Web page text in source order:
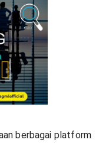
berbagai platform